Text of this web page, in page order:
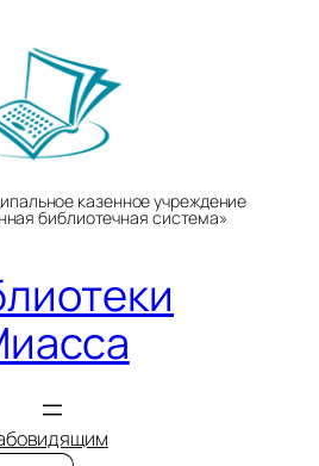
казенное учреждение
библиотечная система»